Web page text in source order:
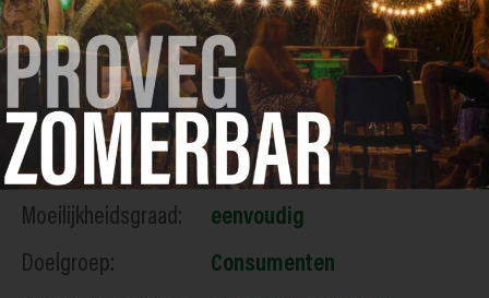
Labels
Type gerecht:
Soep
Bereidingstijd:
snel
Moeilijkheidsgraad:
eenvoudig
Doelgroep:
Consumenten